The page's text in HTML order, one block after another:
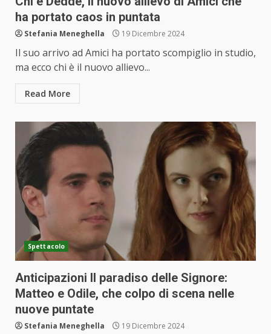
ha portato caos in puntata
Stefania Meneghella 19 Dicembre 2024
Il suo arrivo ad Amici ha portato scompiglio in studio,
ma ecco chi è il nuovo allievo...
Read More
Spettacolo
Anticipazioni Il paradiso delle Signore:
Matteo e Odile, che colpo di scena nelle
nuove puntate
Stefania Meneghella 19 Dicembre 2024